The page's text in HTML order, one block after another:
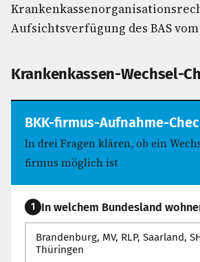
Aufsichtsverfügung des BAS
Krankenkassen-Wechsel-
BKK-firmus-Aufnahme-
In drei Fragen klären, ob ein
firmus möglich ist
1 In welchem Bundesland
Brandenburg, MV, RLP, Saarland,
Thüringen